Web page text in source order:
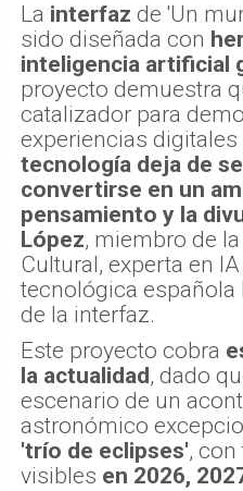
La interfaz de 'Un
sido diseñada con
inteligencia artificial
proyecto demuestra
catalizador para
experiencias
tecnología deja de
convertirse en un
pensamiento y la
López, miembro de
Cultural, experta en
tecnológica
de la interfaz.
Este proyecto cobra
la actualidad, dado
escenario de un
astronómico
'trío de eclipses',
visibles en 2026,